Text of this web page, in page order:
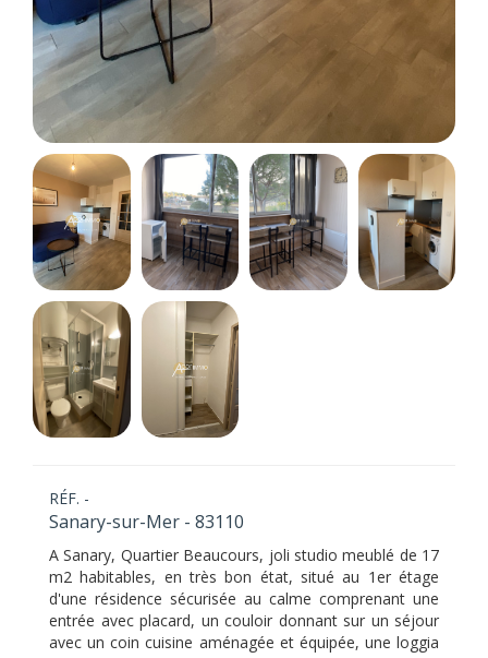
RÉF. -
Sanary-sur-Mer - 83110
A Sanary, Quartier Beaucours, joli studio meublé de 17
m2 habitables, en très bon état, situé au 1er étage
d'une résidence sécurisée au calme comprenant une
entrée avec placard, un couloir donnant sur un séjour
avec un coin cuisine aménagée et équipée, une loggia